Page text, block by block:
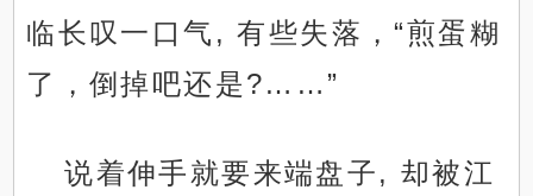
临长叹一口气, 有些失落，“煎蛋糊
了，倒掉吧还是?……”
说着伸手就要来端盘子, 却被江